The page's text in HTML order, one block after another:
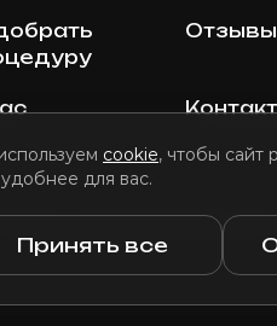
cookie, чтобы сайт
для вас.
Принять все
Отзывы
использования файлов